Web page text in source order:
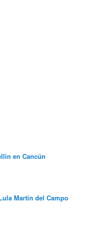
en Cancún
Martín del Campo